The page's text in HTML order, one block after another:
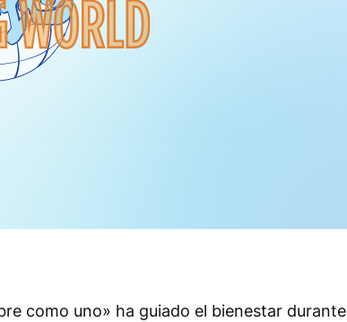
como uno» ha guiado el bienestar durante